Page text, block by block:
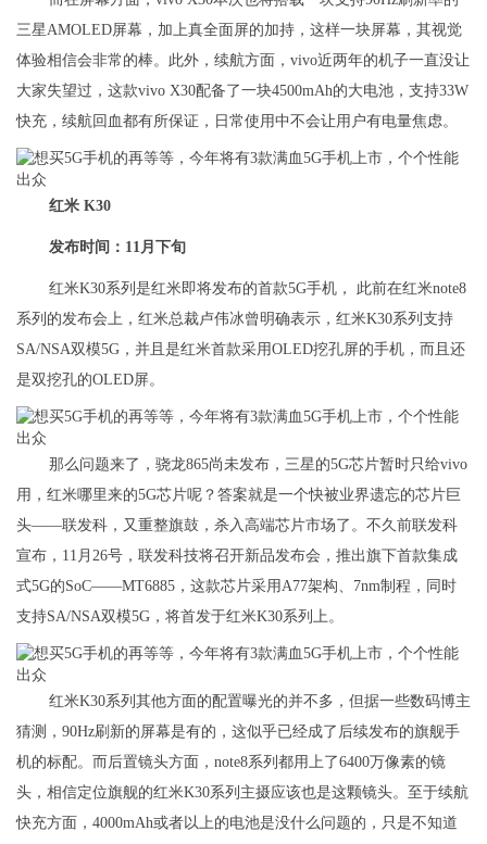
三星AMOLED屏幕，加上真全面屏的加持，这样一块屏幕，其视觉
体验相信会非常的棒。此外，续航方面，vivo近两年的机子一直没让
大家失望过，这款vivo X30配备了一块4500mAh的大电池，支持33W
快充，续航回血都有所保证，日常使用中不会让用户有电量焦虑。
红米 K30
发布时间：11月下旬
红米K30系列是红米即将发布的首款5G手机， 此前在红米note8
系列的发布会上，红米总裁卢伟冰曾明确表示，红米K30系列支持
SA/NSA双模5G，并且是红米首款采用OLED挖孔屏的手机，而且还
是双挖孔的OLED屏。
那么问题来了，骁龙865尚未发布，三星的5G芯片暂时只给vivo
用，红米哪里来的5G芯片呢？答案就是一个快被业界遗忘的芯片巨
头——联发科，又重整旗鼓，杀入高端芯片市场了。不久前联发科
宣布，11月26号，联发科技将召开新品发布会，推出旗下首款集成
式5G的SoC——MT6885，这款芯片采用A77架构、7nm制程，同时
支持SA/NSA双模5G，将首发于红米K30系列上。
红米K30系列其他方面的配置曝光的并不多，但据一些数码博主
猜测，90Hz刷新的屏幕是有的，这似乎已经成了后续发布的旗舰手
机的标配。而后置镜头方面，note8系列都用上了6400万像素的镜
头，相信定位旗舰的红米K30系列主摄应该也是这颗镜头。至于续航
快充方面，4000mAh或者以上的电池是没什么问题的，只是不知道